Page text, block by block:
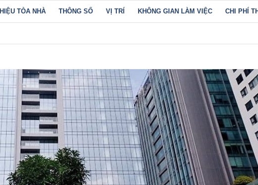
TÒA NHÀ THÔNG SỐ VỊ TRÍ KHÔNG GIAN LÀM VIỆC CHI PHÍ